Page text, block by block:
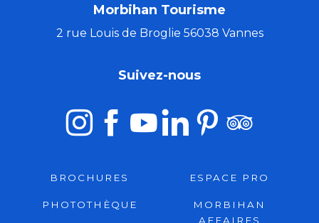
Morbihan Tourisme
2 rue Louis de Broglie 56038 Vannes
Suivez-nous
BROCHURES ESPACE PRO
PHOTOTHÈQUE
MORBIHAN
AFFAIRES